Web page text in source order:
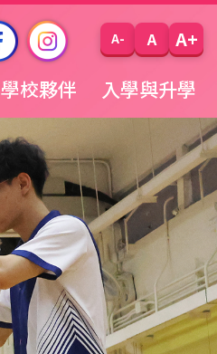
A- A A+
學校夥伴 入學與升學